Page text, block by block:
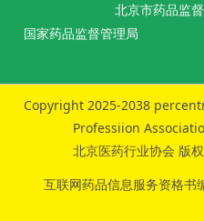
北京市药品监
国家药品监督管理局
Copyright 2025-2038
Professiion
北京医药行业协会 版
互联网药品信息服务资格书